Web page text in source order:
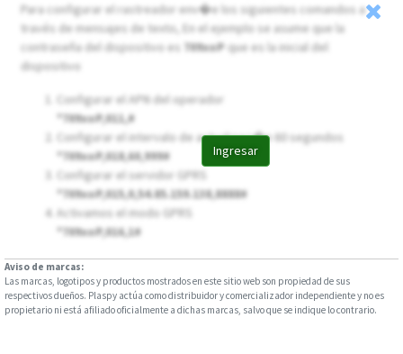
Ingresar
Para configurar el rastreador env�e los siguientes comandos a
través de mensajes de texto, En el ejemplo se asume que la
contraseña del dispositivo es 709xoP que es la inicial del
dispositivo
Configurar el APN del operador
*709xoP,011,#
Configurar el intervalo de actualizaci�n 60 segundos
*709xoP,018,60,999#
Configurar el servidor GPRS
*709xoP,015,0,54.85.159.138,8888#
Activamos el modo GPRS
*709xoP,016,1#
Aviso de marcas:
Las marcas, logotipos y productos mostrados en este sitio web son propiedad de sus
respectivos dueños. Plaspy actúa como distribuidor y comercializador independiente y no es
propietario ni está afiliado oficialmente a dichas marcas, salvo que se indique lo contrario.